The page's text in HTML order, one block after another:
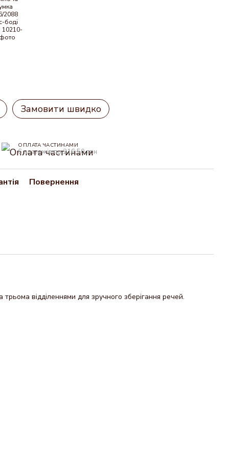
Замовити швидко
ОПЛАТА ЧАСТИНАМИ
6 платежів по 216.50 грн
Повернення
відділеннями для зручного зберігання речей.